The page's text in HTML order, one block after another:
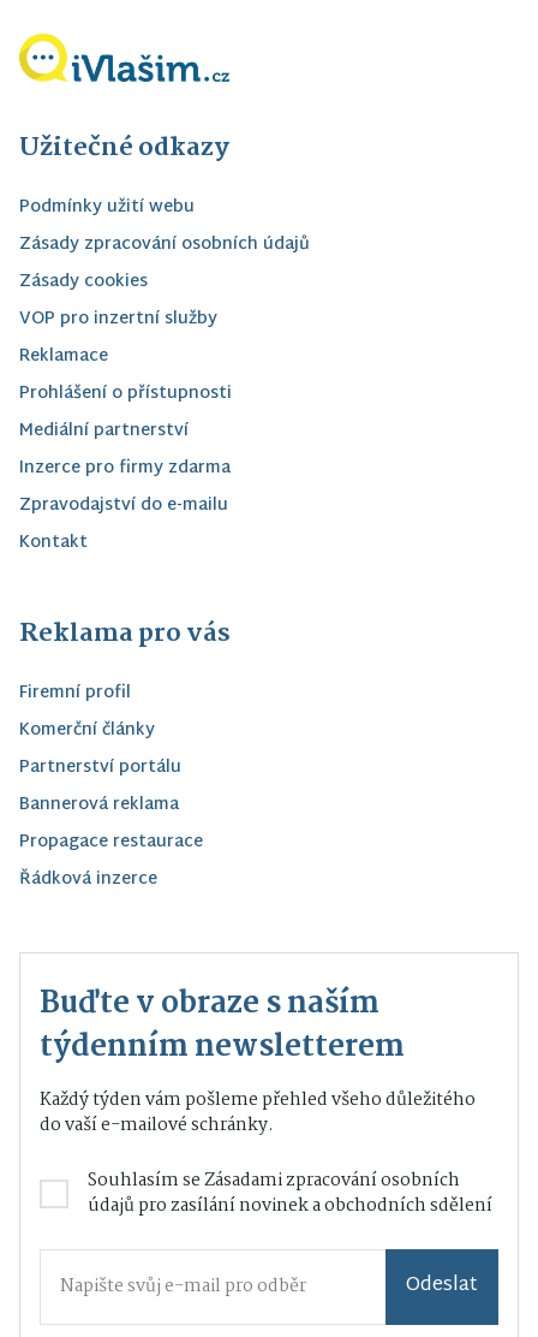
Užitečné odkazy
Podmínky užití webu
Zásady zpracování osobních údajů
Zásady cookies
VOP pro inzertní služby
Reklamace
Prohlášení o přístupnosti
Mediální partnerství
Inzerce pro firmy zdarma
Zpravodajství do e-mailu
Kontakt
Reklama pro vás
Firemní profil
Komerční články
Partnerství portálu
Bannerová reklama
Propagace restaurace
Řádková inzerce
Buďte v obraze s naším
týdenním newsletterem
Každý týden vám pošleme přehled všeho důležitého
do vaší e-mailové schránky.
Souhlasím seZásadami zpracování osobních
údajůpro zasílání novinek a obchodních sdělení
Odeslat